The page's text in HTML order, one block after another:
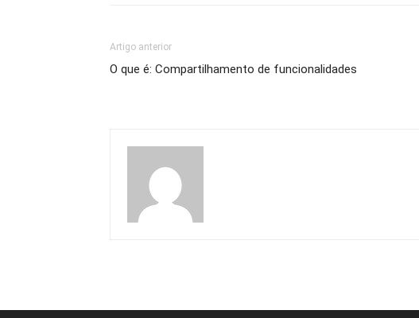
Artigo anterior
O que é: Compartilhamento de funcionalidades